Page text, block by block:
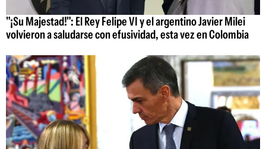
"¡Su Majestad!": El Rey Felipe VI y el argentino Javier Milei
volvieron a saludarse con efusividad, esta vez en Colombia